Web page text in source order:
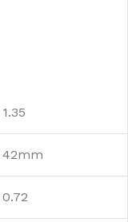
1.35
42mm
0.72